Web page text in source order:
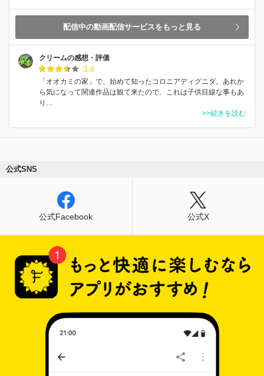
配信中の動画配信サービスをもっと見る
クリームの感想・評価
3.6
「オオカミの家」で、始めて知ったコロニアディグニダ。あれか
ら気になって関連作品は観て来たので、これは子供目線な事もあ
り…
>>続きを読む
公式SNS
公式Facebook 公式X